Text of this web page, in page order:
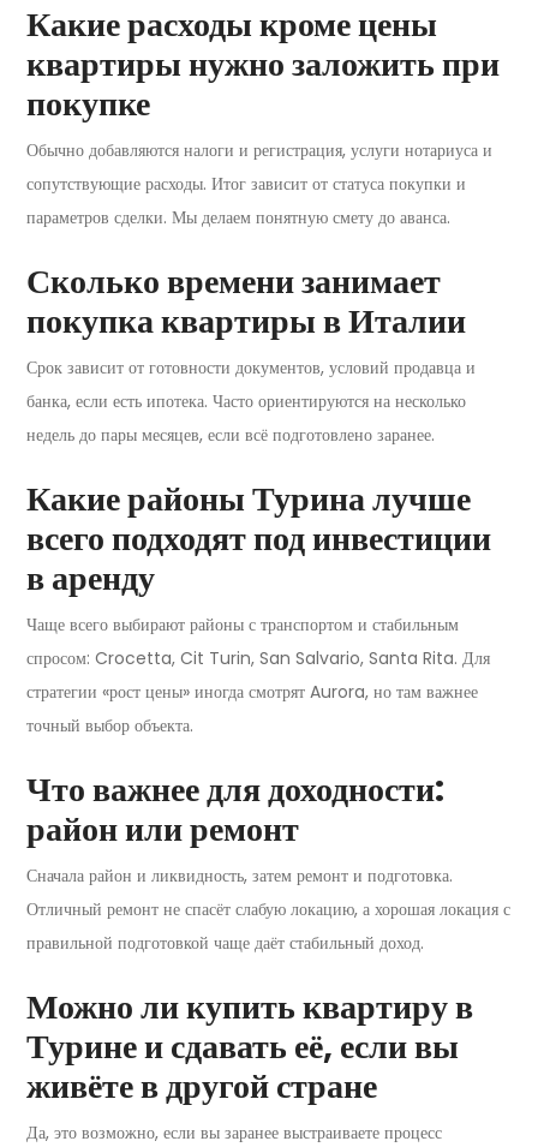
Какие расходы кроме цены
квартиры нужно заложить при
покупке
Обычно добавляются налоги и регистрация, услуги нотариуса и
сопутствующие расходы. Итог зависит от статуса покупки и
параметров сделки. Мы делаем понятную смету до аванса.
Сколько времени занимает
покупка квартиры в Италии
Срок зависит от готовности документов, условий продавца и
банка, если есть ипотека. Часто ориентируются на несколько
недель до пары месяцев, если всё подготовлено заранее.
Какие районы Турина лучше
всего подходят под инвестиции
в аренду
Чаще всего выбирают районы с транспортом и стабильным
спросом: Crocetta, Cit Turin, San Salvario, Santa Rita. Для
стратегии «рост цены» иногда смотрят Aurora, но там важнее
точный выбор объекта.
Что важнее для доходности:
район или ремонт
Сначала район и ликвидность, затем ремонт и подготовка.
Отличный ремонт не спасёт слабую локацию, а хорошая локация с
правильной подготовкой чаще даёт стабильный доход.
Можно ли купить квартиру в
Турине и сдавать её, если вы
живёте в другой стране
Да, это возможно, если вы заранее выстраиваете процесс